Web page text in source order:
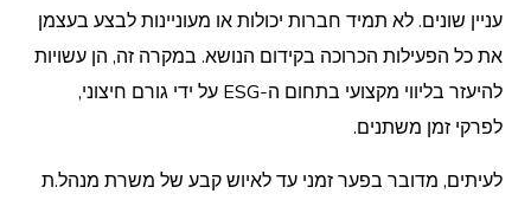
עניין שונים. לא תמיד חברות יכולות או מעוניינות לבצע בעצמן
את כל הפעילות הכרוכה בקידום הנושא. במקרה זה, הן עשויות
להיעזר בליווי מקצועי בתחום ה-ESG על ידי גורם חיצוני,
לפרקי זמן משתנים.
לעיתים, מדובר בפער זמני עד לאיוש קבע של משרת מנהל.ת